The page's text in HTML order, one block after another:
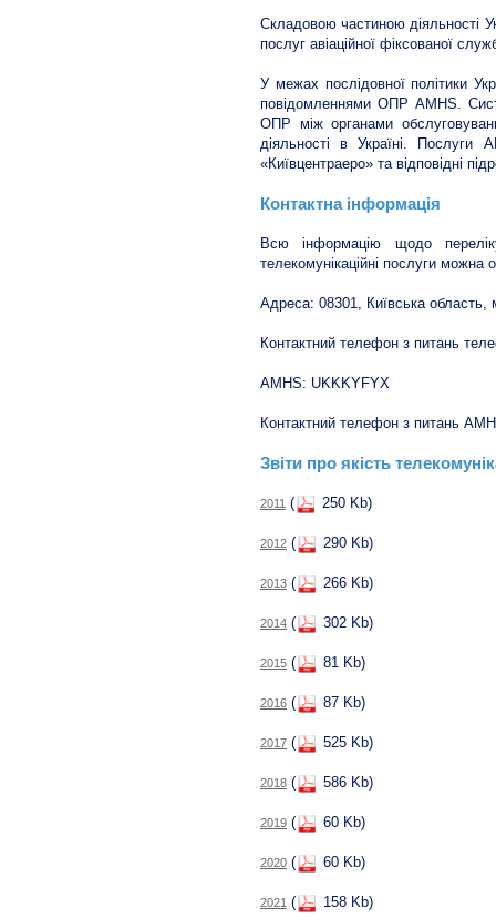
Складовою частиною діяльності
послуг авіаційної фіксованої
У межах послідовної політики
повідомленнями ОПР AMHS.
ОПР між органами
діяльності в Україні.
«Київцентраеро» та відповідні
Контактна інформація
Всю інформацію щодо
телекомунікаційні послуги
Адреса: 08301, Київська область,
Контактний телефон з питань
AMHS: UKKKYFYX
Контактний телефон з питань
Звіти про якість
2011 ( 250 Kb)
2012 ( 290 Kb)
2013 ( 266 Kb)
2014 ( 302 Kb)
2015 ( 81 Kb)
2016 ( 87 Kb)
2017 ( 525 Kb)
2018 ( 586 Kb)
2019 ( 60 Kb)
2020 ( 60 Kb)
2021 ( 158 Kb)